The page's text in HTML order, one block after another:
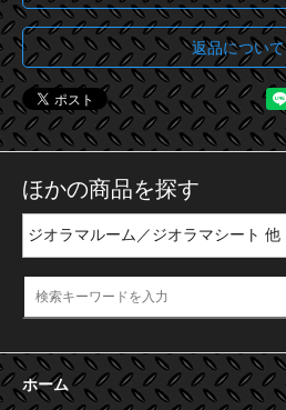
返品について
ほかの商品を探す
ホーム